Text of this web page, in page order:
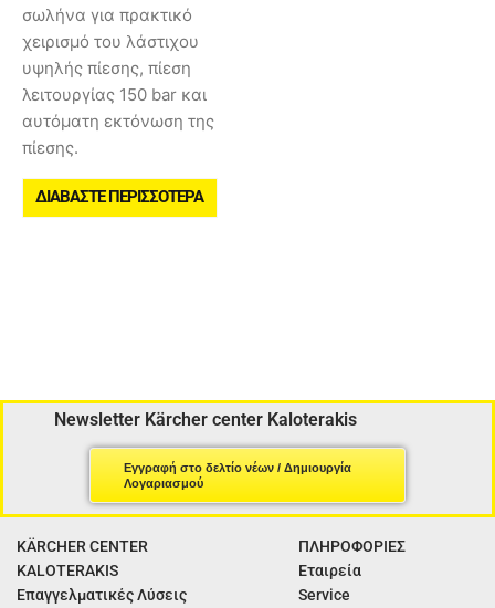
σωλήνα για πρακτικό
χειρισμό του λάστιχου
υψηλής πίεσης, πίεση
λειτουργίας 150 bar και
αυτόματη εκτόνωση της
πίεσης.
ΔΙΑΒΆΣΤΕ ΠΕΡΙΣΣΌΤΕΡΑ
Newsletter Kärcher center Kaloterakis
Εγγραφή στο δελτίο νέων / Δημιουργία
Λογαριασμού
KÄRCHER CENTER
KALOTERAKIS
Επαγγελματικές Λύσεις
ΠΛΗΡΟΦΟΡΙΕΣ
Εταιρεία
Service